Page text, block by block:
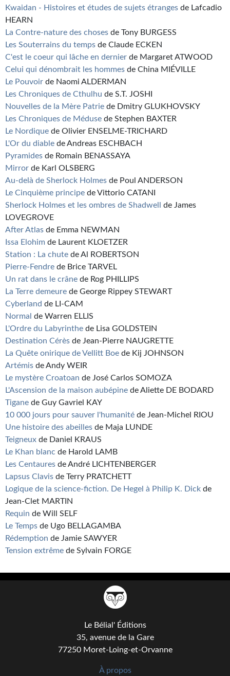
Kwaidan - Histoires et études de sujets étranges de Lafcadio
HEARN
La Contre-nature des choses de Tony BURGESS
Les Souterrains du temps de Claude ECKEN
C'est le coeur qui lâche en dernier de Margaret ATWOOD
Celui qui dénombrait les hommes de China MIÉVILLE
Le Pouvoir de Naomi ALDERMAN
Les Chroniques de Cthulhu de S.T. JOSHI
Nouvelles de la Mère Patrie de Dmitry GLUKHOVSKY
Les Chroniques de Méduse de Stephen BAXTER
Le Nordique de Olivier ENSELME-TRICHARD
L'Or du diable de Andreas ESCHBACH
Pyramides de Romain BENASSAYA
Mirror de Karl OLSBERG
Au-delà de Sherlock Holmes de Poul ANDERSON
Le Cinquième principe de Vittorio CATANI
Sherlock Holmes et les ombres de Shadwell
de James
LOVEGROVE
After Atlas de Emma NEWMAN
Issa Elohim de Laurent KLOETZER
Station : La chute de Al ROBERTSON
Pierre-Fendre de Brice TARVEL
Un rat dans le crâne de Rog PHILLIPS
La Terre demeure de George Rippey STEWART
Cyberland de LI-CAM
Normal de Warren ELLIS
L'Ordre du Labyrinthe de Lisa GOLDSTEIN
Destination Cérès de Jean-Pierre NAUGRETTE
La Quête onirique de Vellitt Boe de Kij JOHNSON
Artémis de Andy WEIR
Le mystère Croatoan de José Carlos SOMOZA
L'Ascension de la maison aubépine de Aliette DE BODARD
Tigane de Guy Gavriel KAY
10 000 jours pour sauver l'humanité de Jean-Michel RIOU
Une histoire des abeilles de Maja LUNDE
Teigneux de Daniel KRAUS
Le Khan blanc de Harold LAMB
Les Centaures de André LICHTENBERGER
Lapsus Clavis de Terry PRATCHETT
Logique de la science-fiction. De Hegel à Philip K. Dick de
Jean-Clet MARTIN
Requin de Will SELF
Le Temps de Ugo BELLAGAMBA
Rédemption de Jamie SAWYER
Tension extrême de Sylvain FORGE
Le Bélial' Éditions
35, avenue de la Gare
77250 Moret-Loing-et-Orvanne
À propos